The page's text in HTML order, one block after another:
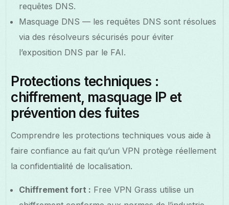
requêtes DNS.
Masquage DNS — les requêtes DNS sont résolues
via des résolveurs sécurisés pour éviter
l’exposition DNS par le FAI.
Protections techniques :
chiffrement, masquage IP et
prévention des fuites
Comprendre les protections techniques vous aide à
faire confiance au fait qu’un VPN protège réellement
la confidentialité de localisation.
Chiffrement fort : Free VPN Grass utilise un